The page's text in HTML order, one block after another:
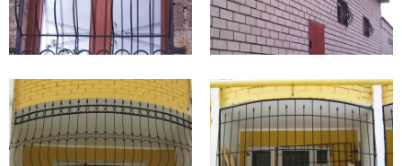
Можно ли на окнах устанавливать глухие решетки
по правилам пожарной безопасности? Этот вопрос
традиционно вызывает много споров. По закону
выходом (только аварийным). Глухие решетки на
окнах пожарная безопасность не регламентирует.
Современные глухие решетки для окон обладают массой